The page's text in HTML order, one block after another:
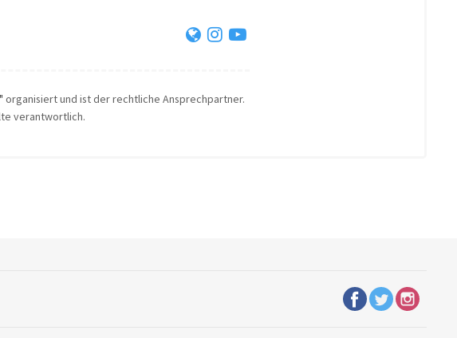
organisiert und ist der rechtliche Ansprechpartner.
verantwortlich.